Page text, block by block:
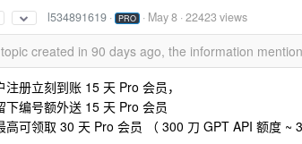
l534891619 · PRO · May 8 · 22423 views
created in 90 days ago, the information
注册立刻到账 15 天 Pro 会员，
下编号额外送 15 天 Pro 会员
高可领取 30 天 Pro 会员 （ 300 刀 GPT API 额度 ~ 3